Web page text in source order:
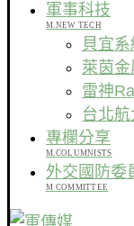
軍事科技
M.NEW TECH
貝宜
萊茵
雷神
台北
專欄分享
M.COLUMNISTS
外交國防委
M COMMITTEE